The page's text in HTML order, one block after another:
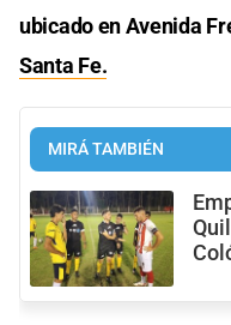
ubicado en Avenida
Santa Fe.
MIRÁ TAMBIÉN